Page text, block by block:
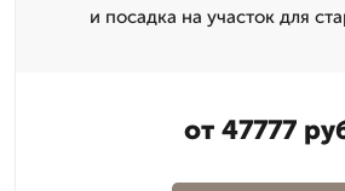
и посадка на участок для
от 47777